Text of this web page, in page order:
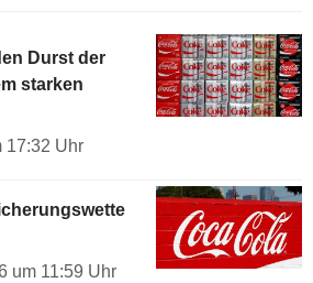
Durst der
starken
17:32 Uhr
um 11:59 Uhr